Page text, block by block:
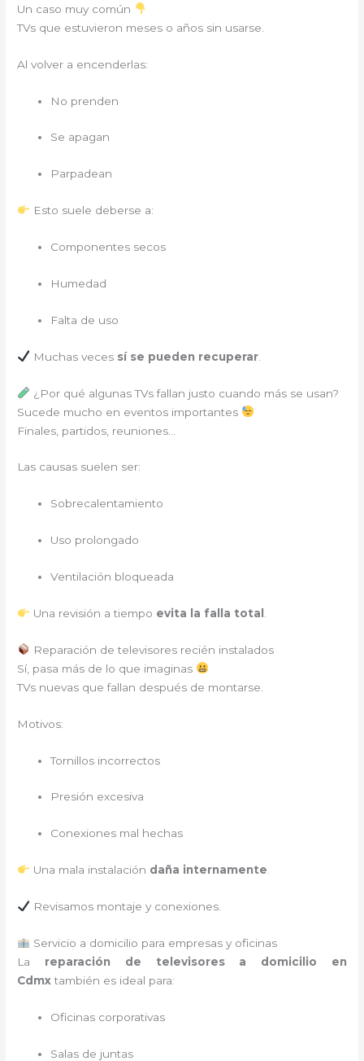
Un caso muy común
TVs que estuvieron meses o años sin usarse.
Al volver a encenderlas:
No prenden
Se apagan
Parpadean
Esto suele deberse a:
Componentes secos
Humedad
Falta de uso
Muchas veces sí se pueden recuperar.
¿Por qué algunas TVs fallan justo cuando más se usan?
Sucede mucho en eventos importantes
Finales, partidos, reuniones…
Las causas suelen ser:
Sobrecalentamiento
Uso prolongado
Ventilación bloqueada
Una revisión a tiempo evita la falla total
Reparación de televisores recién instalados
Sí, pasa más de lo que imaginas
TVs nuevas que fallan después de montarse.
Motivos:
Tornillos incorrectos
Presión excesiva
Conexiones mal hechas
Una mala instalación daña internamente
Revisamos montaje y conexiones.
Servicio a domicilio para empresas y oficinas
La reparación de televisores a domicilio en
Cdmxtambién es ideal para:
Oficinas corporativas
Salas de juntas